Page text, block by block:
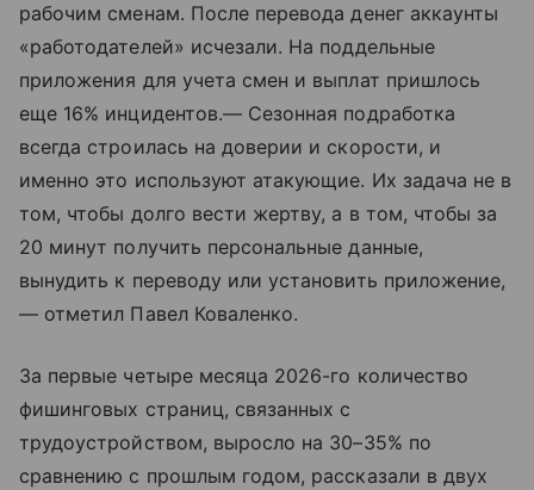
рабочим сменам. После перевода денег аккаунты
«работодателей» исчезали. На поддельные
приложения для учета смен и выплат пришлось
еще 16% инцидентов.— Сезонная подработка
всегда строилась на доверии и скорости, и
именно это используют атакующие. Их задача не в
том, чтобы долго вести жертву, а в том, чтобы за
20 минут получить персональные данные,
вынудить к переводу или установить приложение,
— отметил Павел Коваленко.
За первые четыре месяца 2026-го количество
фишинговых страниц, связанных с
трудоустройством, выросло на 30–35% по
сравнению с прошлым годом, рассказали в двух